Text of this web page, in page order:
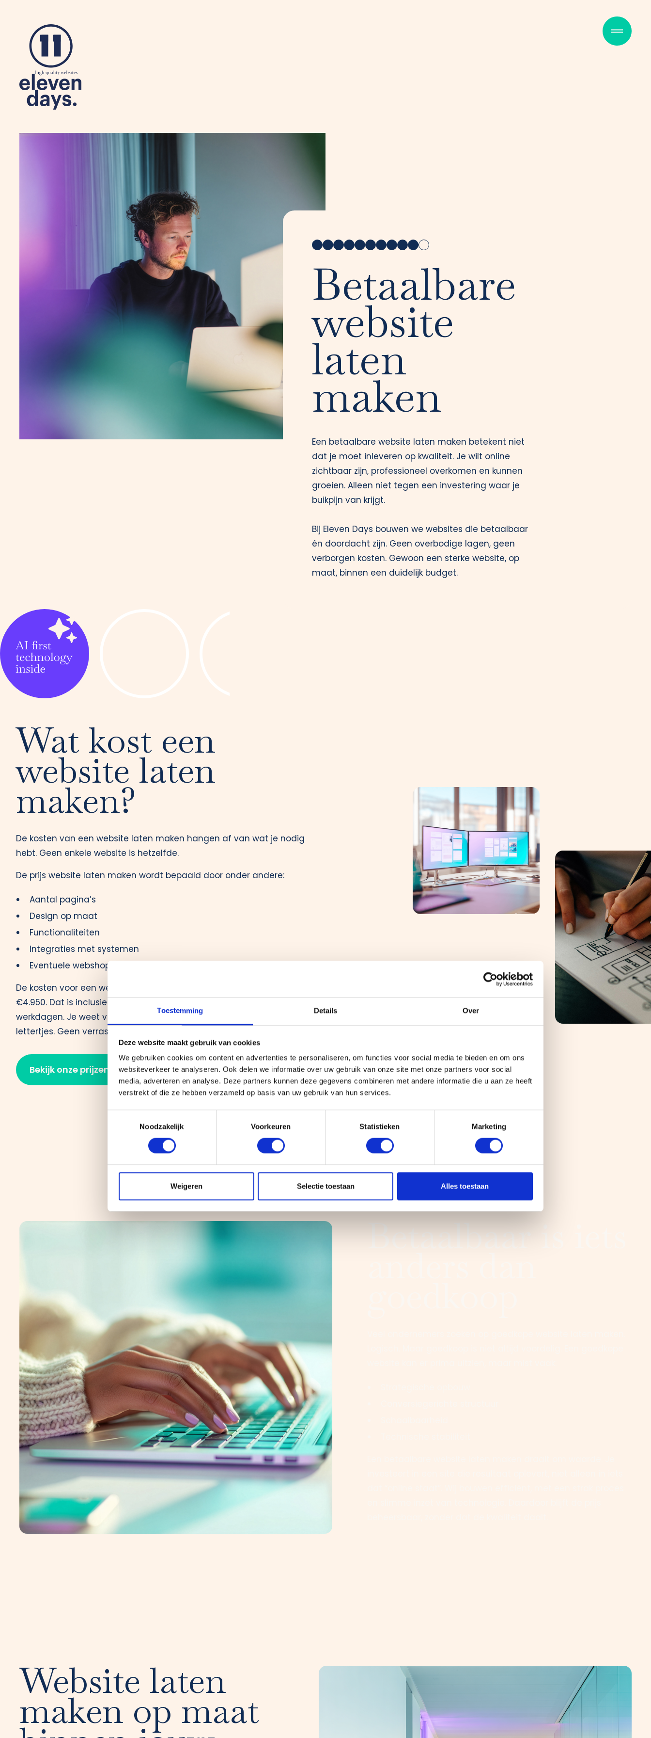
Toestemming Details Over
Deze website maakt gebruik van cookies
We gebruiken cookies om content en advertenties te personaliseren, om functies voor social media te bieden en om ons
websiteverkeer te analyseren. Ook delen we informatie over uw gebruik van onze site met onze partners voor social
media, adverteren en analyse. Deze partners kunnen deze gegevens combineren met andere informatie die u aan ze heeft
verstrekt of die ze hebben verzameld op basis van uw gebruik van hun services.
Noodzakelijk
Voorkeuren Statistieken Marketing
Weigeren Selectie toestaan Alles toestaan
Betaalbare
website
laten
maken
Een betaalbare website laten maken betekent niet
dat je moet inleveren op kwaliteit. Je wilt online
zichtbaar zijn, professioneel overkomen en kunnen
groeien. Alleen niet tegen een investering waar je
buikpijn van krijgt.
Bij Eleven Days bouwen we websites die betaalbaar
én doordacht zijn. Geen overbodige lagen, geen
verborgen kosten. Gewoon een sterke website, op
maat, binnen een duidelijk budget.
Wat kost een
website laten
maken?
De kosten van een website laten maken hangen af van wat je nodig
hebt. Geen enkele website is hetzelfde.
De prijs website laten maken wordt bepaald door onder andere:
Aantal pagina’s
Design op maat
Functionaliteiten
Integraties met systemen
Eventuele webshop
De kosten voor een website bouwen starten bij Eleven Days vanaf
€4.950. Dat is inclusief ontwerp, ontwikkeling en livegang binnen 11
werkdagen. Je weet vooraf wat je krijgt en wat het kost. Geen kleine
lettertjes. Geen verrassingen achteraf.
Bekijk onze prijzen
Betaalbaar is iets
Website laten
maken op maat